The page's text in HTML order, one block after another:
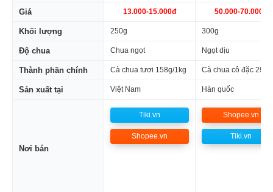
Giá 13.000-15.000đ 50.000-70.000đ
Khối lượng 250g 300g
Độ chua Chua ngọt Ngọt dịu
Thành phần chính Cà chua tươi 158g/1kg Cà chua cô đặc 29%
Sản xuất tại Việt Nam Hàn quốc
Nơi bán
Tiki.vn
Shopee.vn
Shopee.vn
Tiki.vn